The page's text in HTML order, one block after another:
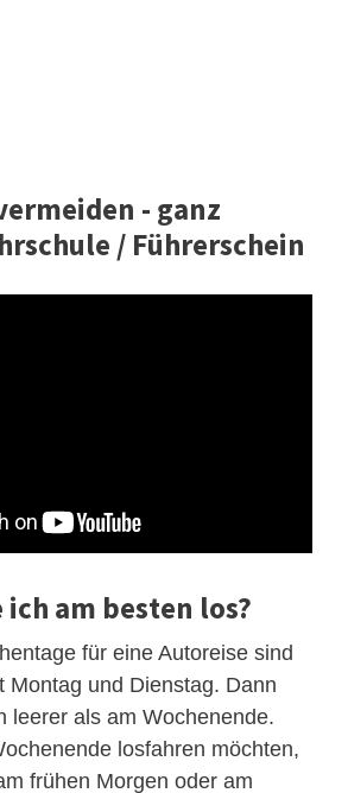
- ganz
/ Führerschein
am besten los?
für eine Autoreise sind
Montag und Dienstag. Dann
leerer als am Wochenende.
losfahren möchten,
frühen Morgen oder am